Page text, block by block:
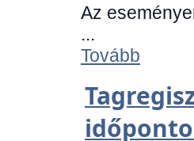
Az
...
Tovább